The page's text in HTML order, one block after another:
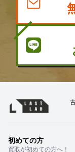
初めての方
買取が初めての方へ！